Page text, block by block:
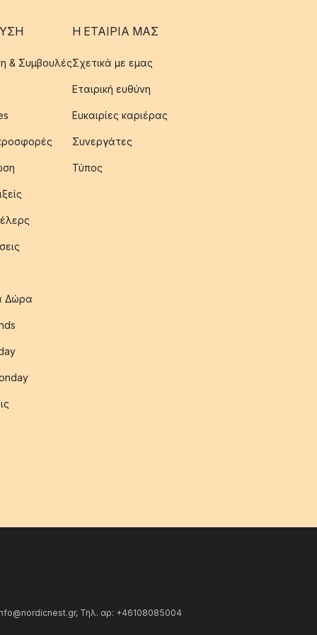
& Συμβουλές
Δώρα
Η ΕΤΑΊΡΙΑ ΜΑΣ
Σχετικά με εμας
Εταιρική ευθύνη
Ευκαιρίες καριέρας
Συνεργάτες
Τύπος
Τηλ. αρ: +46108085004